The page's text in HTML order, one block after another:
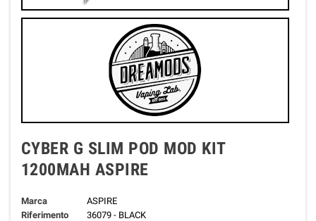
CYBER G SLIM POD MOD KIT
1200MAH ASPIRE
Marca
ASPIRE
Riferimento
36079 - BLACK